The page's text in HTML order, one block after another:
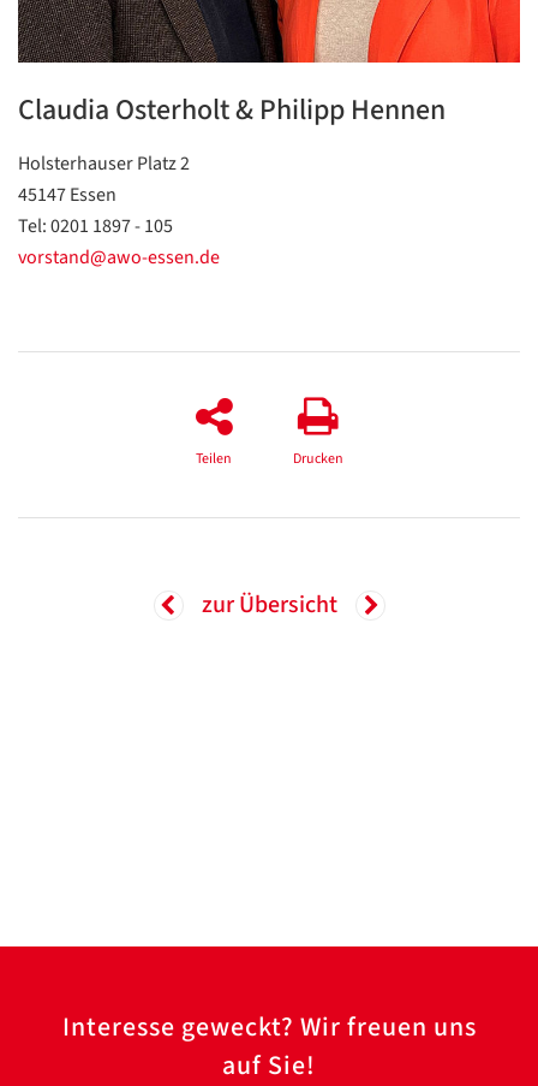
Claudia Osterholt & Philipp Hennen
Holsterhauser Platz 2
45147 Essen
Tel: 0201 1897 - 105
vorstand@awo-essen.de
Teilen Drucken
zur Übersicht
Interesse geweckt? Wir freuen uns
auf Sie!
ZURÜCKTranslate
ZURÜCK